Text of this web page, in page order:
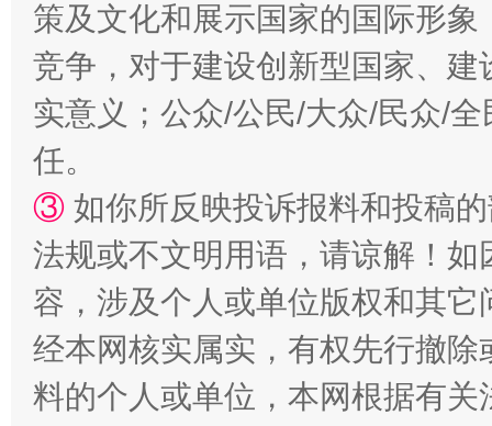
策及文化和展示国家的国际形
竞争，对于建设创新型国家、
实意义；公众/公民/大众/民众/
任。
③ 如你所反映投诉报料和投稿
法规或不文明用语，请谅解！
容，涉及个人或单位版权和其它
经本网核实属实，有权先行撤
料的个人或单位，本网根据有